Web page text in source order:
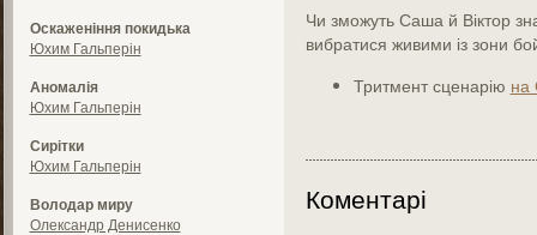
Оскаженіння покидька
Юхим Гальперін
Аномалія
Юхим Гальперін
Сирітки
Юхим Гальперін
Володар миру
Олександр Денисенко
Чи зможуть Саша й Віктор
вибратися живими із зони
Тритмент сценарію на
Коментарі